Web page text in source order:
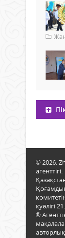
© 2026.
агенттігі.
куәлігі
®